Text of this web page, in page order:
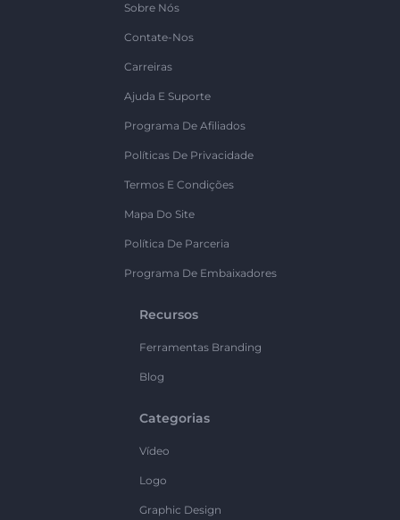
Sobre Nós
Contate-Nos
Carreiras
Ajuda E Suporte
Programa De Afiliados
Políticas De Privacidade
Termos E Condições
Mapa Do Site
Política De Parceria
Programa De Embaixadores
Recursos
Ferramentas Branding
Blog
Categorias
Vídeo
Logo
Graphic Design